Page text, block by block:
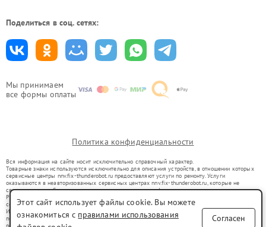
Мы принимаем
все формы оплаты
Поделиться в соц. сетях:
Политика конфиденциальности
Вся информация на сайте носит исключительно справочный характер.
Товарные знаки используются исключительно для описания устройств, в отношении которых
сервисные центры nnv.fix-thunderobot.ru предоставляют услуги по ремонту. Услуги
оказываются в неавторизованных сервисных центрах nnv.fix-thunderobot.ru, которые не
связаны с правообладателями товарных знаков или их официальными представителями.
Ремонт осуществляется для устройств, уже введенных в гражданский оборот в соответствии
со статьей 1487 ГК РФ.
Использование товарных знаков не преследует цели индивидуализации услуг или введения
потребителей в заблуждение, а служит для информирования о предоставляемых услугах по
ремонту техники указанных брендов.
Этот сайт использует файлы cookie. Вы можете
ознакомиться с правилами использования
Согласен